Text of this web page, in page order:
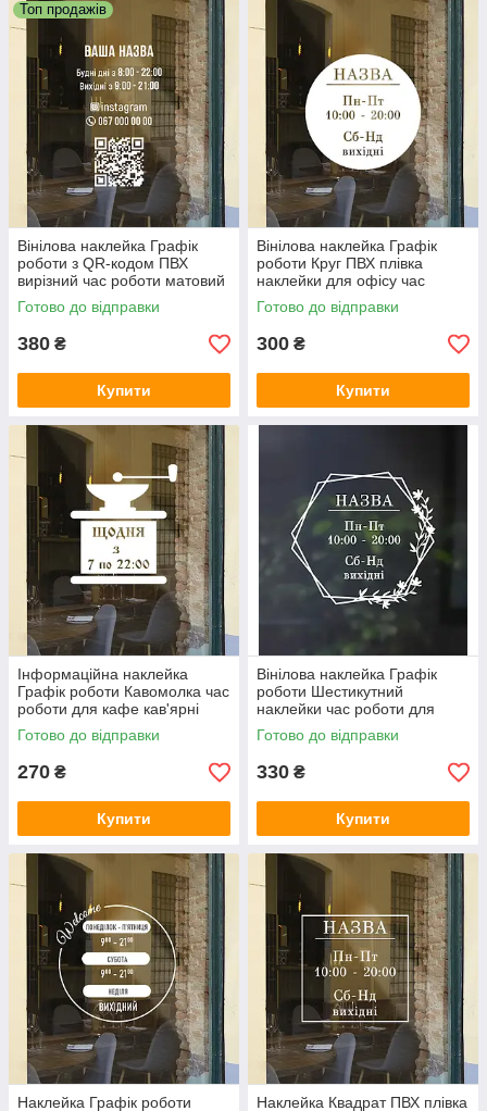
Топ продажів
Вінілова наклейка Графік
роботи з QR-кодом ПВХ
вирізний час роботи матовий
300х500 мм
Готово до відправки
380 ₴
Купити
Вінілова наклейка Графік
роботи Круг ПВХ плівка
наклейки для офісу час
роботи матова 300х300 мм
Готово до відправки
300 ₴
Купити
Інформаційна наклейка
Графік роботи Кавомолка час
роботи для кафе кав'ярні
магазину матова 300х335 мм
Готово до відправки
270 ₴
Купити
Вінілова наклейка Графік
роботи Шестикутний
наклейки час роботи для
магазину кафе матова
315х300 мм
Готово до відправки
330 ₴
Купити
Наклейка Графік роботи Наклейка Квадрат ПВХ плівка